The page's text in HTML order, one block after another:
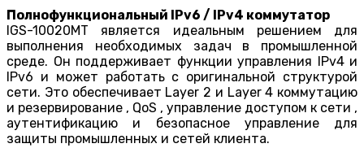
Полнофункциональный IPv6 / IPv4 коммутатор
IGS-10020MT является идеальным решением для
выполнения необходимых задач в промышленной
среде. Он поддерживает функции управления IPv4 и
IPv6 и может работать с оригинальной структурой
сети. Это обеспечивает Layer 2 и Layer 4 коммутацию
и резервирование , QoS , управление доступом к сети ,
аутентификацию и безопасное управление для
защиты промышленных и сетей клиента.